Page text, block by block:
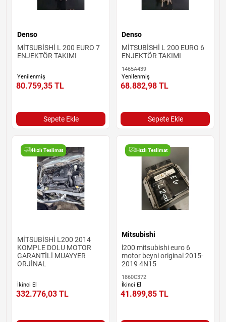
Denso
MİTSUBİSHİ L 200 EURO 7
ENJEKTÖR TAKIMI
Yenilenmiş
80.759,35 TL
Sepete Ekle
Denso
MİTSUBİSHİ L 200 EURO 6
ENJEKTÖR TAKIMI
1465A439
Yenilenmiş
68.882,98 TL
Sepete Ekle
Hızlı Teslimat
MİTSUBİSHİ L200 2014
KOMPLE DOLU MOTOR
GARANTİLİ MUAYYER
ORJİNAL
İkinci El
332.776,03 TL
Hızlı Teslimat
Mitsubishi
l200 mitsubishi euro 6
motor beyni original 2015-
2019 4N15
1860C372
İkinci El
41.899,85 TL